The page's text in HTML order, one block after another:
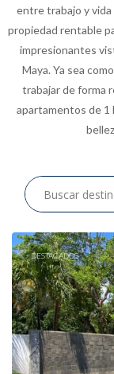
entre trabajo y vida
propiedad rentable
impresionantes
Maya. Ya sea
trabajar de forma
apartamentos de 1
DESTACADOS